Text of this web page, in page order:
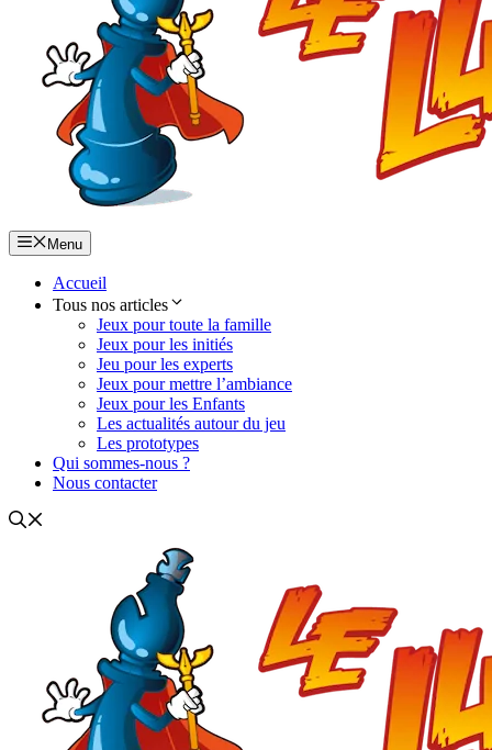
Menu
Accueil
Tous nos articles
Jeux pour toute la famille
Jeux pour les initiés
Jeu pour les experts
Jeux pour mettre l’ambiance
Jeux pour les Enfants
Les actualités autour du jeu
Les prototypes
Qui sommes-nous ?
Nous contacter